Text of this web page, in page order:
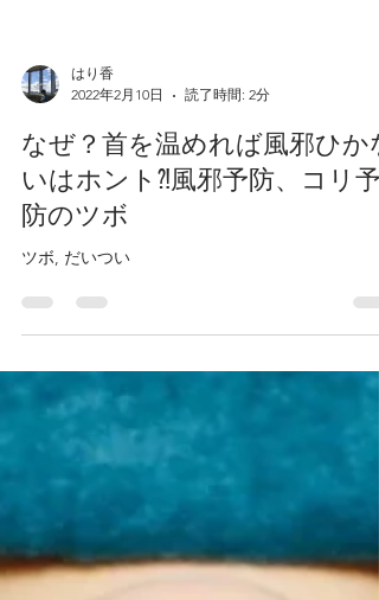
はり香
2022年2月10日
読了時間: 2分
なぜ？首を温めれば風邪ひかな
いはホント⁈風邪予防、コリ予
防のツボ